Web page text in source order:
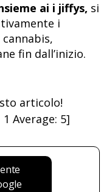
ai i jiffys, si
i
fin dall’inizio.
articolo!
1 Average: 5]